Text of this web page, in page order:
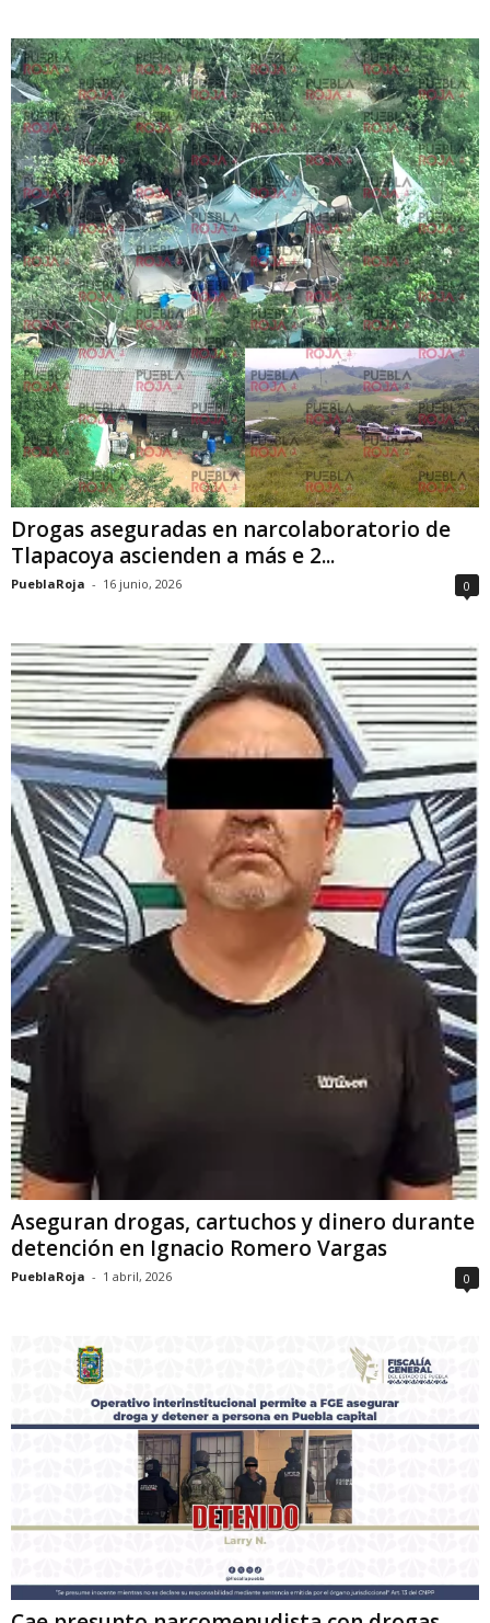
Drogas aseguradas en narcolaboratorio de
Tlapacoya ascienden a más e 2...
PueblaRoja - 16 junio, 2026 0
Aseguran drogas, cartuchos y dinero durante
detención en Ignacio Romero Vargas
PueblaRoja - 1 abril, 2026 0